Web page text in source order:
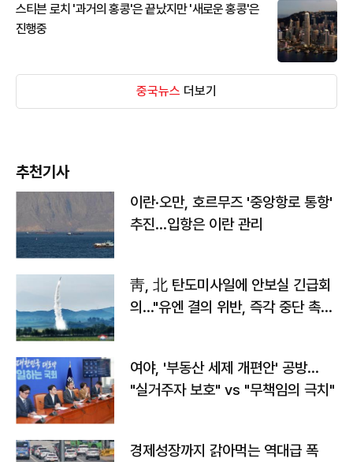
스티븐 로치 '과거의 홍콩'은 끝났지만 '새로운 홍콩'은
진행중
중국뉴스 더보기
추천기사
이란·오만, 호르무즈 '중앙항로 통항'
추진…입항은 이란 관리
靑, 北 탄도미사일에 안보실 긴급회
의…"유엔 결의 위반, 즉각 중단 촉
여야, '부동산 세제 개편안' 공방…
"실거주자 보호" vs "무책임의 극치"
경제성장까지 갉아먹는 역대급 폭